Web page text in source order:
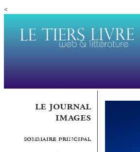
<
le journal
images
sommaire principal